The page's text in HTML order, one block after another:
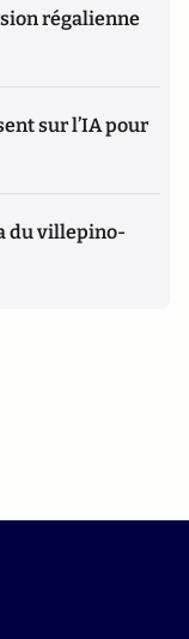
régalienne
sur l’IA pour
du villepino-